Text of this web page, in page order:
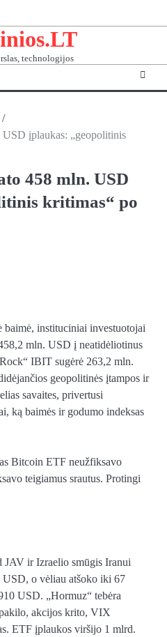
technologijos
įplaukas: „geopolitinis
458 mln. USD
kritimas“ po
instituciniai investuotojai
mln. USD į neatidėliotinus
IBIT sugėrė 263,2 mln.
geopolitinės įtampos ir
savaites, privertusi
ką baimės ir godumo indeksas
Bitcoin ETF neužfiksavo
teigiamus srautus. Protingi
JAV ir Izraelio smūgis Iranui
o vėliau atšoko iki 67
USD. „Hormuz“ tebėra
akcijos krito, VIX
ETF įplaukos viršijo 1 mlrd.